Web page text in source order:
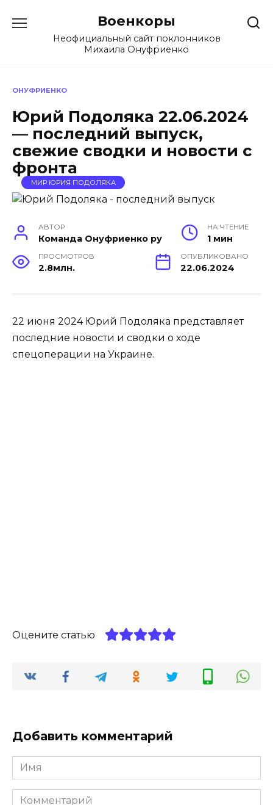
содержанию
Военкоры
Неофициальный сайт поклонников
Михаила Онуфриенко
ОНУФРИЕНКО
Юрий Подоляка 22.06.2024
— последний выпуск,
свежие сводки и новости с
фронта
МИР ЮРИЯ ПОДОЛЯКА
АВТОР
Команда Онуфриенко ру
НА ЧТЕНИЕ
1 мин
ПРОСМОТРОВ
2.8млн.
ОПУБЛИКОВАНО
22.06.2024
22 июня 2024 Юрий Подоляка представляет
последние новости и сводки о ходе
спецоперации на Украине.
Оцените статью
Добавить комментарий
Имя
*
Комментарий